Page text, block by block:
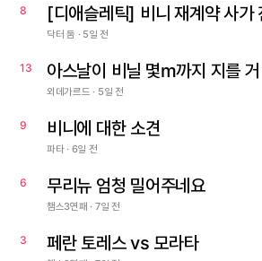
8 [디애슬레틱] 비니 재계약 사가
닥터 둠 · 5일 전
13 아스날이 비닐 몇m까지 지를
외데가르드 · 5일 전
9 비니에 대한 소견
파타 · 6일 전
6 무리뉴 엄청 밀어주네요
챔스3연패 · 7일 전
3 페란 토레스 vs 모라타